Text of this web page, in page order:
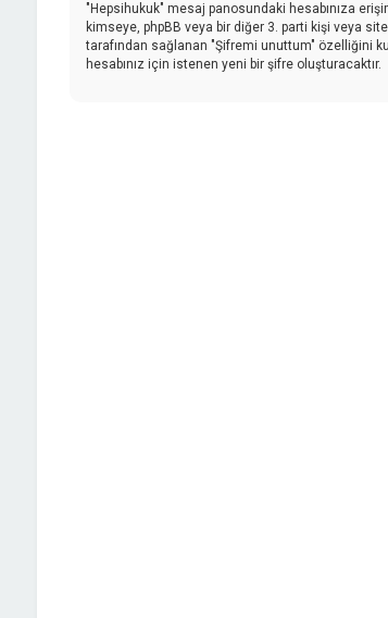
"Hepsihukuk" mesaj panosundaki hesabınıza
kimseye, phpBB veya bir diğer 3. parti kişi veya
tarafından sağlanan "Şifremi unuttum" özelliğini
hesabınız için istenen yeni bir şifre oluşturacaktır.